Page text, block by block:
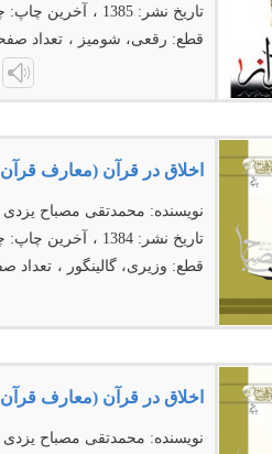
تاریخ نشر:1385 آخرین چاپ:
قطع: رقعی، شومیز تعداد
اخلاق در قرآن (معارف قرآن 7) جلد
نویسنده: محمدتقی مصباح یزدی
تاریخ نشر:1384 آخرین چاپ:
قطع: وزیری، گالینگور تعداد
اخلاق در قرآن (معارف قرآن 7) جلد
نویسنده: محمدتقی مصباح یزدی